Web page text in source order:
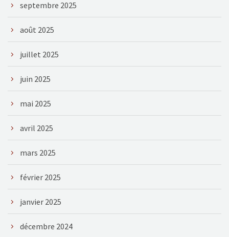
septembre 2025
août 2025
juillet 2025
juin 2025
mai 2025
avril 2025
mars 2025
février 2025
janvier 2025
décembre 2024